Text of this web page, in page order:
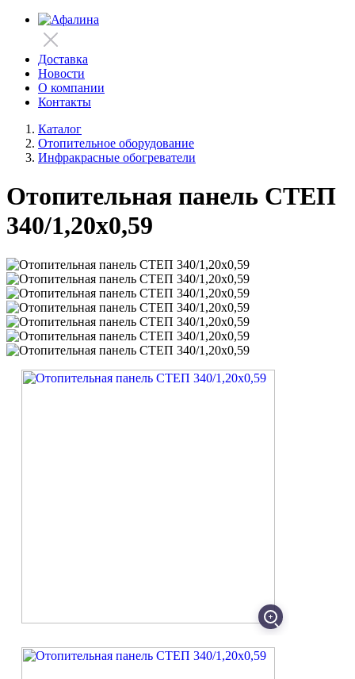
Доставка
Новости
О компании
Контакты
Каталог
Отопительное оборудование
Инфракрасные обогреватели
Отопительная панель СТЕП
340/1,20х0,59
Тепловая мощность, кВт